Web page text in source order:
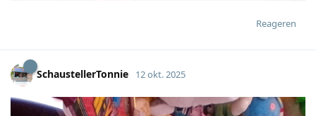
Reageren
SchaustellerTonnie 12 okt. 2025